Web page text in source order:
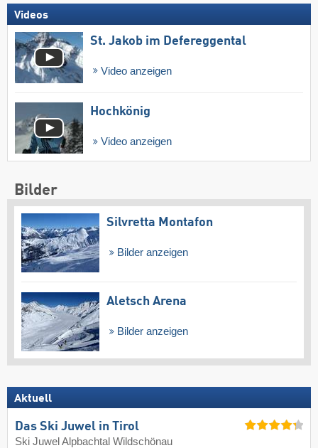
Videos
St. Jakob im Defereggental
Video anzeigen
Hochkönig
Video anzeigen
Bilder
Silvretta Montafon
Bilder anzeigen
Aletsch Arena
Bilder anzeigen
Aktuell
Das Ski Juwel in Tirol
Ski Juwel Alpbachtal Wildschönau